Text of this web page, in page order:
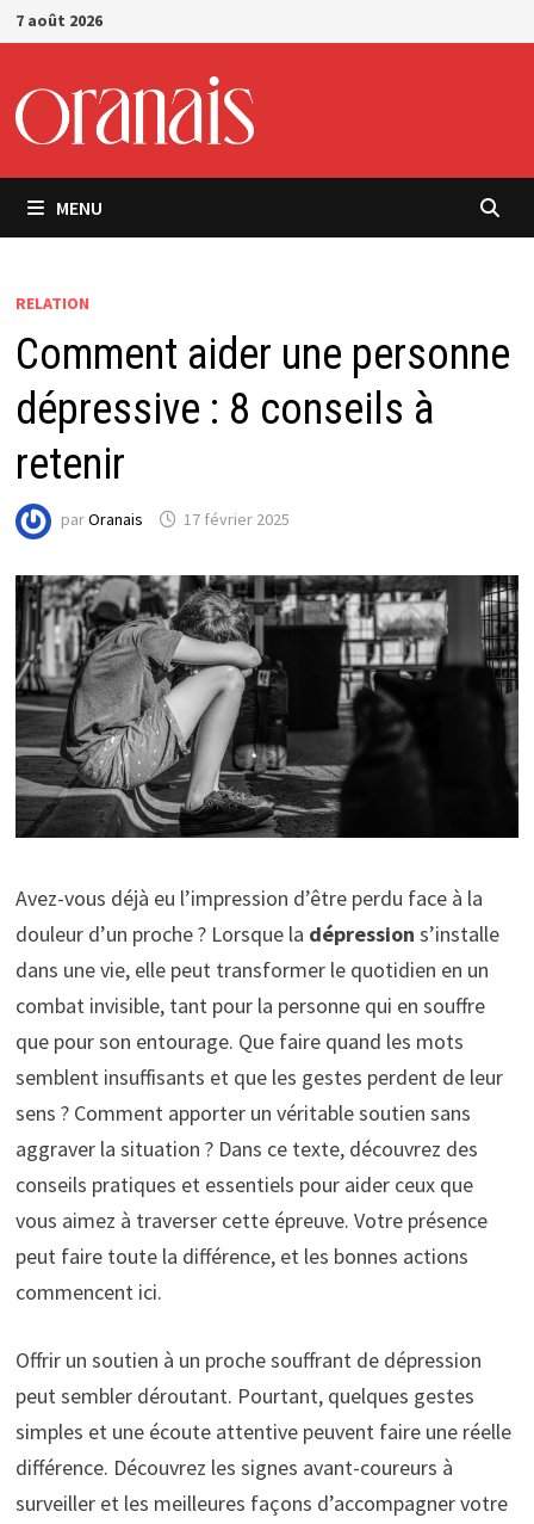
Passer
au
7 août 2026
MENU
RELATION
Comment aider une personne
dépressive : 8 conseils à
retenir
parOranais 17 février 2025
Avez-vous déjà eu l’impression d’être perdu face à la
douleur d’un proche ? Lorsque la dépression s’installe
dans une vie, elle peut transformer le quotidien en un
combat invisible, tant pour la personne qui en souffre
que pour son entourage. Que faire quand les mots
semblent insuffisants et que les gestes perdent de leur
sens ? Comment apporter un véritable soutien sans
aggraver la situation ? Dans ce texte, découvrez des
conseils pratiques et essentiels pour aider ceux que
vous aimez à traverser cette épreuve. Votre présence
peut faire toute la différence, et les bonnes actions
commencent ici.
Offrir un soutien à un proche souffrant de dépression
peut sembler déroutant. Pourtant, quelques gestes
simples et une écoute attentive peuvent faire une réelle
différence. Découvrez les signes avant-coureurs à
surveiller et les meilleures façons d’accompagner votre